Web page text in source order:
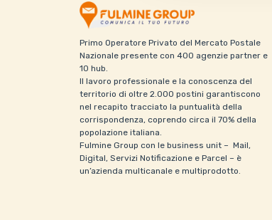
Primo Operatore Privato del Mercato Postale
Nazionale presente con 400 agenzie partner e
10 hub.
Il lavoro professionale e la conoscenza del
territorio di oltre 2.000 postini garantiscono
nel recapito tracciato la puntualità della
corrispondenza, coprendo circa il 70% della
popolazione italiana.
Fulmine Group con le business unit – Mail,
Digital, Servizi Notificazione e Parcel – è
un’azienda multicanale e multiprodotto.